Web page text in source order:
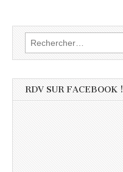
Rechercher :
RDV SUR FACEBOOK !